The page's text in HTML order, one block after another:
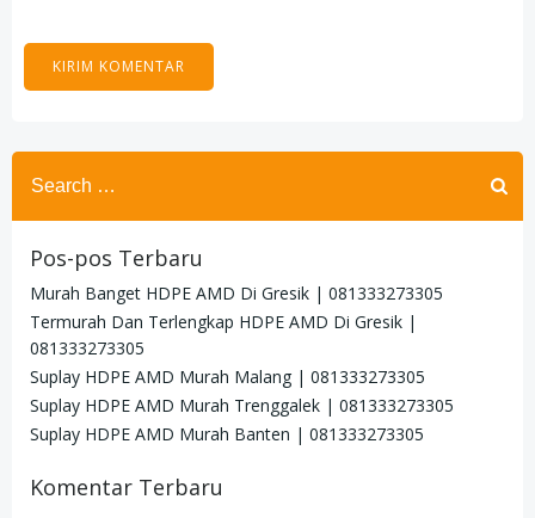
Search
for:
Pos-pos Terbaru
Murah Banget HDPE AMD Di Gresik | 081333273305
Termurah Dan Terlengkap HDPE AMD Di Gresik |
081333273305
Suplay HDPE AMD Murah Malang | 081333273305
Suplay HDPE AMD Murah Trenggalek | 081333273305
Suplay HDPE AMD Murah Banten | 081333273305
Komentar Terbaru